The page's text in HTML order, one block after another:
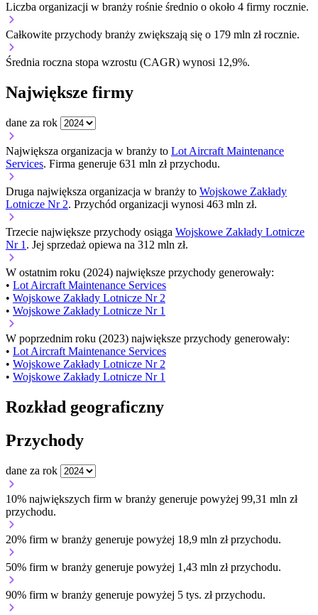
Liczba organizacji w branży rośnie średnio o około 4 firmy rocznie.
Całkowite przychody branży zwiększają się o 179 mln zł rocznie.
Średnia roczna stopa wzrostu (CAGR) wynosi 12,9%.
Największe firmy
dane za rok
Największa organizacja w branży to Lot Aircraft Maintenance
Services. Firma generuje 631 mln zł przychodu.
Druga największa organizacja w branży to Wojskowe Zakłady
Lotnicze Nr 2. Przychód organizacji wynosi 463 mln zł.
Trzecie największe przychody osiąga Wojskowe Zakłady Lotnicze
Nr 1 . Jej sprzedaż opiewa na 312 mln zł.
W ostatnim roku (2024) największe przychody generowały:
• Lot Aircraft Maintenance Services
• Wojskowe Zakłady Lotnicze Nr 2
• Wojskowe Zakłady Lotnicze Nr 1
W poprzednim roku (2023) największe przychody generowały:
• Lot Aircraft Maintenance Services
• Wojskowe Zakłady Lotnicze Nr 2
• Wojskowe Zakłady Lotnicze Nr 1
Rozkład geograficzny
Przychody
dane za rok
10% największych firm w branży generuje powyżej 99,31 mln zł
przychodu.
20% firm w branży generuje powyżej 18,9 mln zł przychodu.
50% firm w branży generuje powyżej 1,43 mln zł przychodu.
90% firm w branży generuje powyżej 5 tys. zł przychodu.